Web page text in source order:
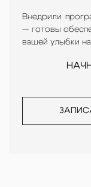
Внедрили
— готовы
вашей улыбки